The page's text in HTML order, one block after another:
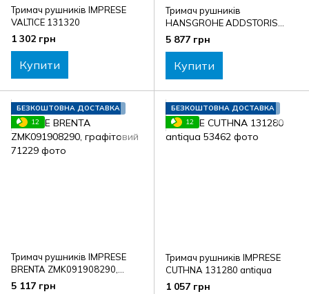
Тримач рушників IMPRESE
VALTICE 131320
1 302 грн
Купити
Тримач рушників
HANSGROHE ADDSTORIS
41770990, золото
5 877 грн
Купити
БЕЗКОШТОВНА ДОСТАВКА
12
Тримач рушників IMPRESE
BRENTA ZMK091908290,
графітовий
5 117 грн
БЕЗКОШТОВНА ДОСТАВКА
12
Тримач рушників IMPRESE
CUTHNA 131280 antiqua
1 057 грн